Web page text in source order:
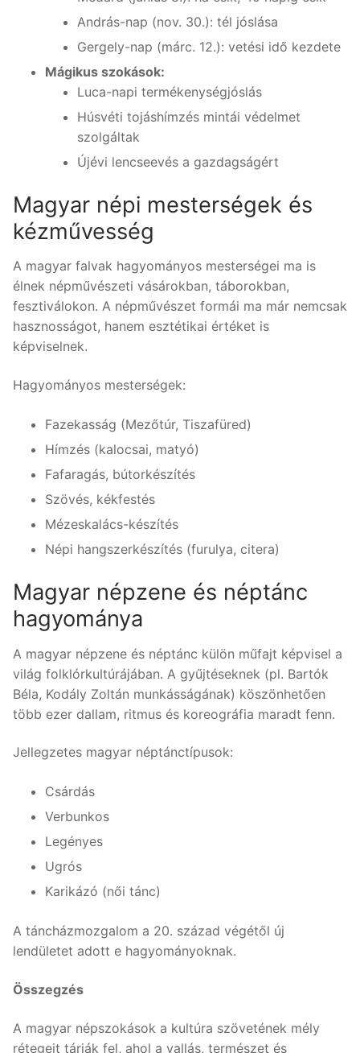
András-nap (nov. 30.): tél jóslása
Gergely-nap (márc. 12.): vetési idő kezdete
Mágikus szokások:
Luca-napi termékenységjóslás
Húsvéti tojáshímzés mintái védelmet
szolgáltak
Újévi lencseevés a gazdagságért
Magyar népi mesterségek és
kézművesség
A magyar falvak hagyományos mesterségei ma is
élnek népművészeti vásárokban, táborokban,
fesztiválokon. A népművészet formái ma már nemcsak
hasznosságot, hanem esztétikai értéket is
képviselnek.
Hagyományos mesterségek:
Fazekasság (Mezőtúr, Tiszafüred)
Hímzés (kalocsai, matyó)
Fafaragás, bútorkészítés
Szövés, kékfestés
Mézeskalács-készítés
Népi hangszerkészítés (furulya, citera)
Magyar népzene és néptánc
hagyománya
A magyar népzene és néptánc külön műfajt képvisel a
világ folklórkultúrájában. A gyűjtéseknek (pl. Bartók
Béla, Kodály Zoltán munkásságának) köszönhetően
több ezer dallam, ritmus és koreográfia maradt fenn.
Jellegzetes magyar néptánctípusok:
Csárdás
Verbunkos
Legényes
Ugrós
Karikázó (női tánc)
A táncházmozgalom a 20. század végétől új
lendületet adott e hagyományoknak.
Összegzés
A magyar népszokások a kultúra szövetének mély
rétegeit tárják fel, ahol a vallás, természet és